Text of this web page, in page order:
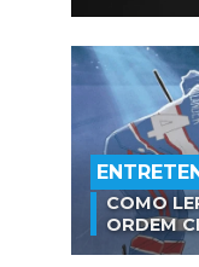
COMO
ORDEM